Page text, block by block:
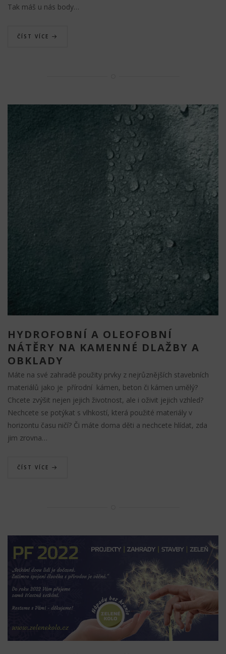
Tak máš u nás body…
ČÍST VÍCE
HYDROFOBNÍ A OLEOFOBNÍ
NÁTĚRY NA KAMENNÉ DLAŽBY A
OBKLADY
Máte na své zahradě použity prvky z nejrůznějších stavebních
materiálů jako je přírodní kámen, beton či kámen umělý?
Chcete zvýšit nejen jejich životnost, ale i oživit jejich vzhled?
Nechcete se potýkat s vlhkostí, která použité materiály v
horizontu času ničí? Či máte doma děti a nechcete hlídat, zda
jim zrovna…
ČÍST VÍCE